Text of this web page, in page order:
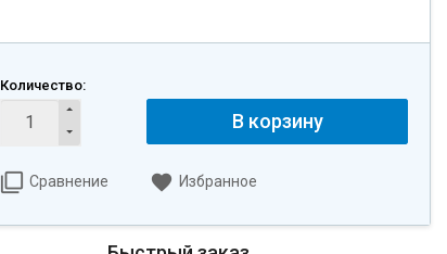
Количество:
В корзину
Сравнение Избранное